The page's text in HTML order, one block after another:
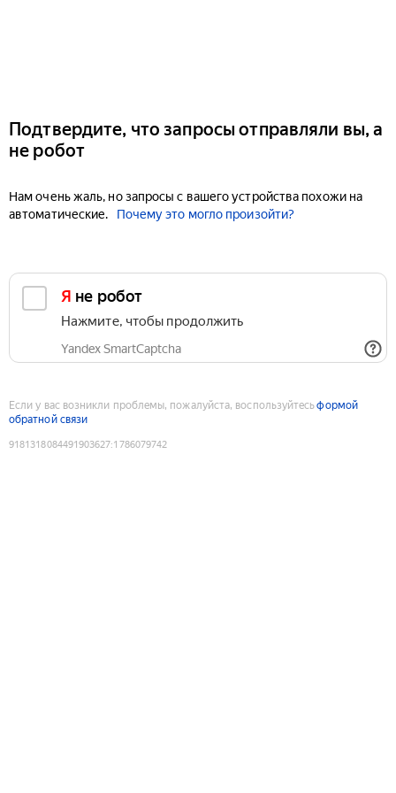
Подтвердите, что запросы отправляли вы, а
не робот
Нам очень жаль, но запросы с вашего устройства похожи на
автоматические.
Почему это могло произойти?
Я не робот
Нажмите, чтобы продолжить
Yandex SmartCaptcha
Если у вас возникли проблемы, пожалуйста, воспользуйтесьформой
обратной связи
9181318084491903627:1786079742